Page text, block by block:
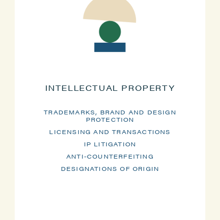
INTELLECTUAL PROPERTY
TRADEMARKS, BRAND AND DESIGN
PROTECTION
LICENSING AND TRANSACTIONS
IP LITIGATION
ANTI-COUNTERFEITING
DESIGNATIONS OF ORIGIN